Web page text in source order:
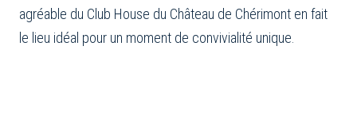
agréable du Club House du Château de Chérimont en fait
le lieu idéal pour un moment de convivialité unique.